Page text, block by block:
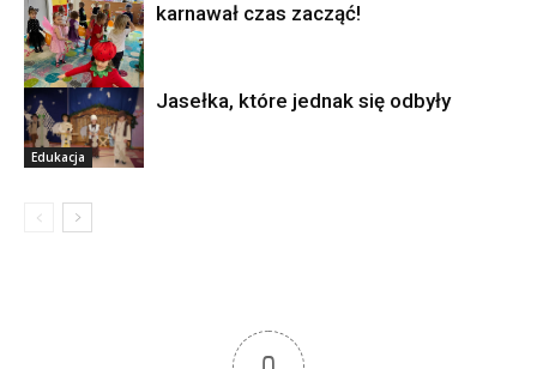
Edukacja
karnawał czas zacząć!
Edukacja
Jasełka, które jednak się odbyły